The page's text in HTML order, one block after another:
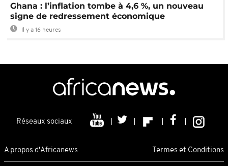
Ghana : l’inflation tombe à 4,6 %, un nouveau
signe de redressement économique
Il y a 16 heures
Réseaux sociaux
A propos d'Africanews Termes et Conditions